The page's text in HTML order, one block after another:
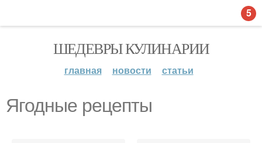
ШЕДЕВРЫ КУЛИНАРИИ
главная новости статьи
Ягодные рецепты
5